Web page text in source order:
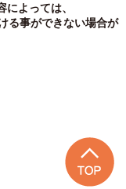
よっては、
る事ができない場合が